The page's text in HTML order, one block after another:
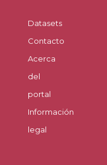
Datasets
Contacto
Acerca
del
portal
Información
legal